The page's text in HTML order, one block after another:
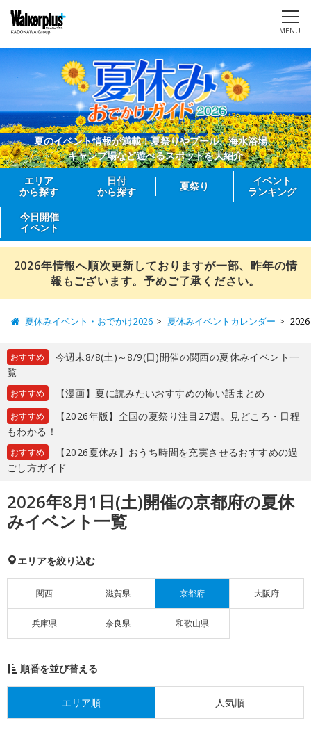
MENU
夏のイベント情報が満載！夏祭りやプール、海水浴場、
キャンプ場など遊べるスポットを大紹介
エリア
から探す
日付
から探す
夏祭り
イベント
ランキング
今日開催
イベント
2026年情報へ順次更新しておりますが一部、昨年の情
報もございます。予めご了承ください。
夏休みイベント・おでかけ2026 夏休みイベントカレンダー
おすすめ
今週末8/8(土)～8/9(日)開催の関西の夏休みイベント一
覧
おすすめ 【漫画】夏に読みたいおすすめの怖い話まとめ
おすすめ
【2026年版】全国の夏祭り注目27選。見どころ・日程
もわかる！
おすすめ
【2026夏休み】おうち時間を充実させるおすすめの過
ごし方ガイド
2026年8月1日(土)開催の京都府の夏休
みイベント一覧
エリアを絞り込む
関西 滋賀県 京都府 大阪府
兵庫県 奈良県 和歌山県
順番を並び替える
エリア順 人気順